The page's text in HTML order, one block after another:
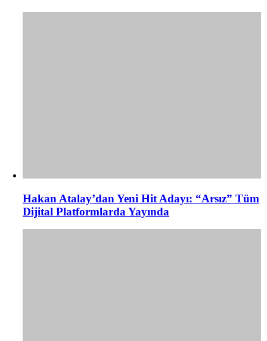
Hakan Atalay’dan Yeni Hit Adayı: “Arsız” Tüm
Dijital Platformlarda Yayında